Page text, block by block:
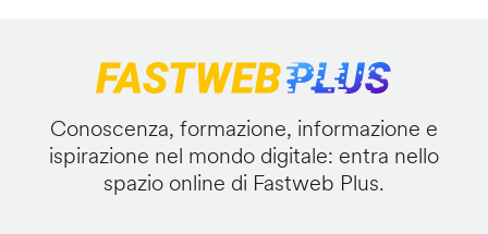
Conoscenza, formazione, informazione e
ispirazione nel mondo digitale: entra nello
spazio online di Fastweb Plus.